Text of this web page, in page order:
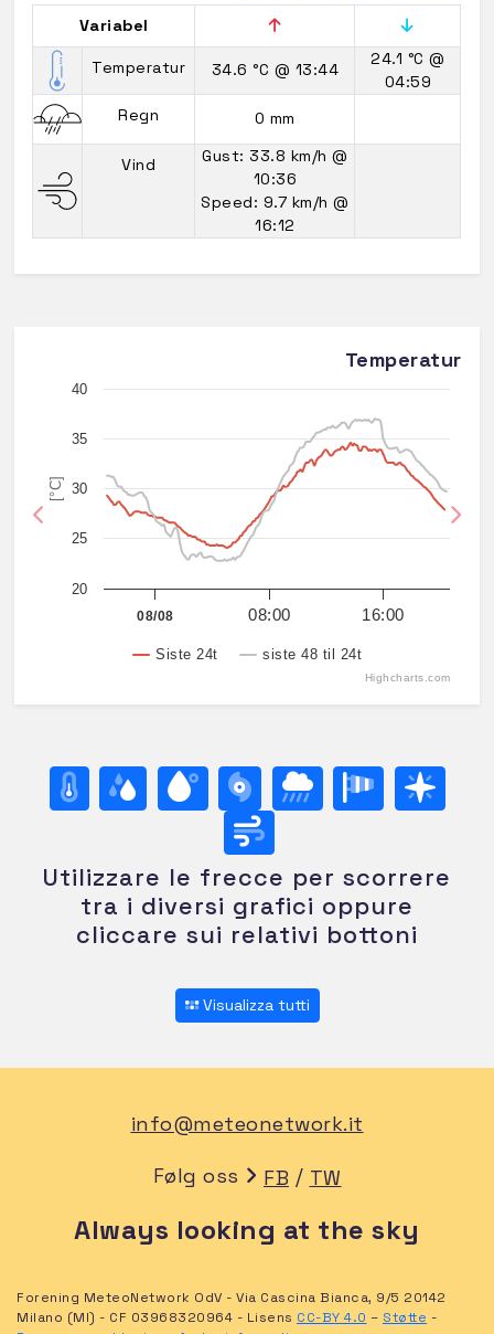
Variabel
Temperatur 34.6 °C @ 13:44
24.1 °C@
04:59
Regn
0 mm
Vind Gust: 33.8 km/h@
10:36
Speed: 9.7 km/h@
16:12
Temperatur
[°C]
Siste 24t siste 48 til 24t
08/08 08:00 16:00
20
25
30
35
40
Highcharts.com
Previous
Utilizzare le frecce per scorrere
tra i diversi grafici oppure
cliccare sui relativi bottoni
Visualizza tutti
info@meteonetwork.it
Følg oss FB / TW
Always looking at the sky
Forening MeteoNetwork OdV - Via Cascina Bianca, 9/5 20142
Milano (MI) - CF 03968320964 - Lisens CC-BY 4.0 – Støtte -